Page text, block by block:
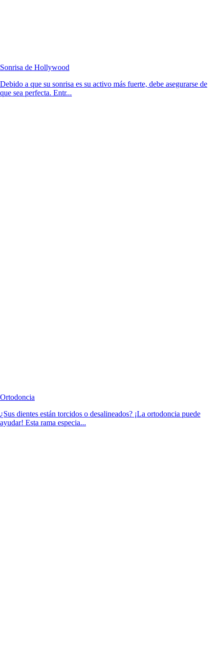
Sonrisa de Hollywood
Debido a que su sonrisa es su activo más fuerte, debe asegurarse de
que sea perfecta. Entr...
Ortodoncia
¿Sus dientes están torcidos o desalineados? ¡La ortodoncia puede
ayudar! Esta rama especia...